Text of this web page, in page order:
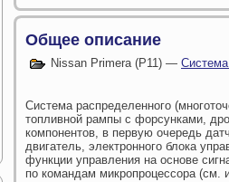
Общее описание
Nissan Primera (P11) —
Система распределенного
топливной рампы с форсунками,
компонентов, в первую очередь
двигатель, электронного блока
функции управления на основе
по командам микропроцессора (см.